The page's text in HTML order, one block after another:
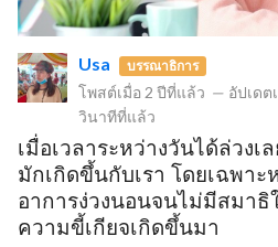
Usa บรรณาธิการ
โพสต์เมื่อ 2 ปีที่แล้ว — อัปเดต
วินาทีที่แล้ว
เมื่อเวลาระหว่างวันได้ล่วงเ
มักเกิดขึ้นกับเรา โดยเฉพา
อาการง่วงนอนจนไม่มีสมาธิ
ความขี้เกียจเกิดขึ้นมา